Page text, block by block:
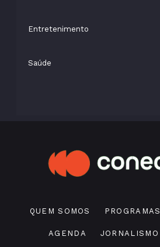
Entretenimento
Saúde
QUEM SOMOS PROGRAMAS
AGENDA JORNALISMO